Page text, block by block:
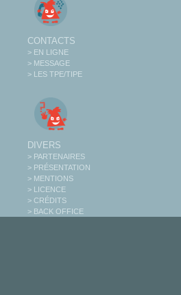
CONTACTS
> EN LIGNE
> MESSAGE
> LES TPE/TIPE
DIVERS
> PARTENAIRES
> PRÉSENTATION
> MENTIONS
> LICENCE
> CRÉDITS
> BACK OFFICE